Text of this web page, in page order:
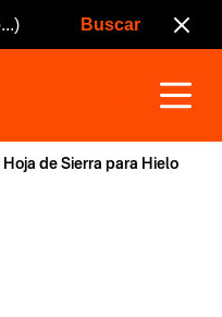
Hoja de Sierra para Hielo